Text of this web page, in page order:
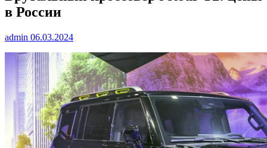
в России
admin 06.03.2024